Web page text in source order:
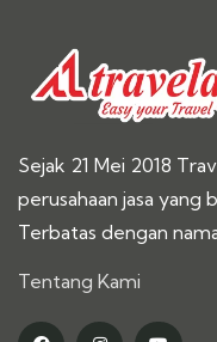
Sejak 21 Mei 2018
perusahaan jasa yang
Terbatas dengan
Tentang Kami